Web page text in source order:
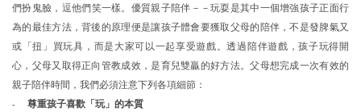
們扮鬼臉，逗他們笑一樣。優質親子陪伴－－玩耍是其中一個增強孩子正面行
為的最佳方法，背後的原理便是讓孩子體會要獲取父母的陪伴，不是發脾氣又
或「扭」買玩具，而是大家可以一起享受遊戲。透過陪伴遊戲，孩子玩得開
心，父母又取得正向管教成效，是育兒雙贏的好方法。父母想完成一次有效的
親子陪伴時間，我們必須注意下列各項細節：
- 尊重孩子喜歡 「玩」的本質